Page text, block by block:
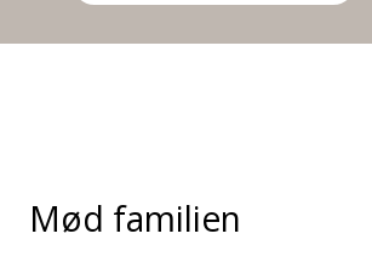
Mød familien